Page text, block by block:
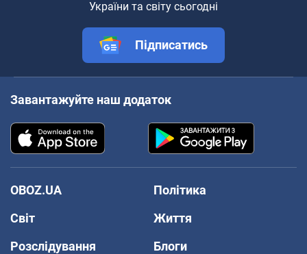
України та світу сьогодні
Підписатись
Завантажуйте наш додаток
OBOZ.UA
Політика
Світ
Життя
Розслідування
Блоги